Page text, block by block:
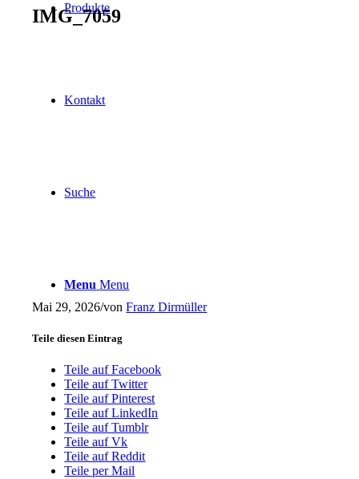
Produkte
Kontakt
Suche
Menu Menu
IMG_7059
Mai 29, 2026/vonFranz Dirmüller
Teile diesen Eintrag
Teile auf Facebook
Teile auf Twitter
Teile auf Pinterest
Teile auf LinkedIn
Teile auf Tumblr
Teile auf Vk
Teile auf Reddit
Teile per Mail